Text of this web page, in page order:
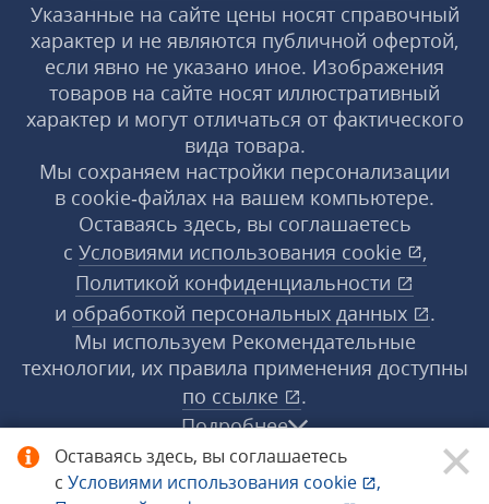
Оставаясь здесь, вы соглашаетесь
с Условиями использования cookie
,
Указанные на сайте цены носят справочный
характер и не являются публичной офертой,
если явно не указано иное. Изображения
товаров на сайте носят иллюстративный
характер и могут отличаться от фактического
вида товара.
Мы сохраняем настройки персонализации
в cookie‑файлах на вашем компьютере.
Оставаясь здесь, вы соглашаетесь
с Условиями использования cookie
,
Политикой конфиденциальности
и обработкой персональных данных
.
Мы используем Рекомендательные
технологии, их правила применения доступны
по ссылке
.
Подробнее
© 1998−2026 «1С‑Рарус» ®. Все права